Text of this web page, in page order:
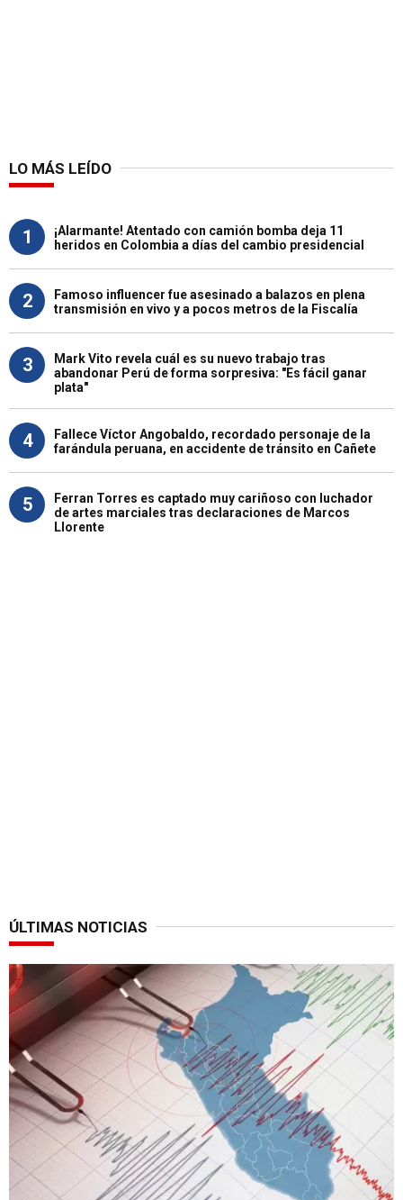
LO MÁS LEÍDO
1
¡Alarmante! Atentado con camión bomba deja 11
heridos en Colombia a días del cambio presidencial
2
Famoso influencer fue asesinado a balazos en plena
transmisión en vivo y a pocos metros de la Fiscalía
3
Mark Vito revela cuál es su nuevo trabajo tras
abandonar Perú de forma sorpresiva: "Es fácil ganar
plata"
4
Fallece Víctor Angobaldo, recordado personaje de la
farándula peruana, en accidente de tránsito en Cañete
5
Ferran Torres es captado muy cariñoso con luchador
de artes marciales tras declaraciones de Marcos
Llorente
ÚLTIMAS NOTICIAS